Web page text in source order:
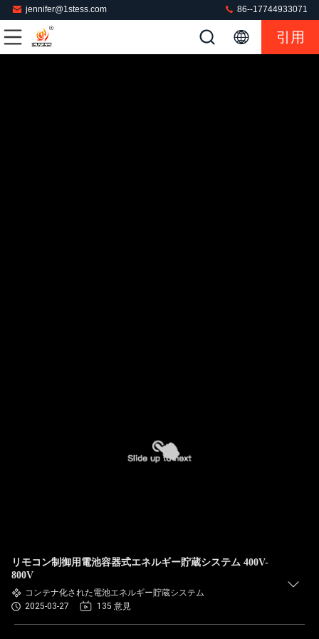
jennifer@1stess.com 86--17744933071
引用
リモコン制御用電池容器式エネルギー貯蔵システム 400V-
800V
コンテナ化された電池エネルギー貯蔵システム
2025-03-27
135 意見